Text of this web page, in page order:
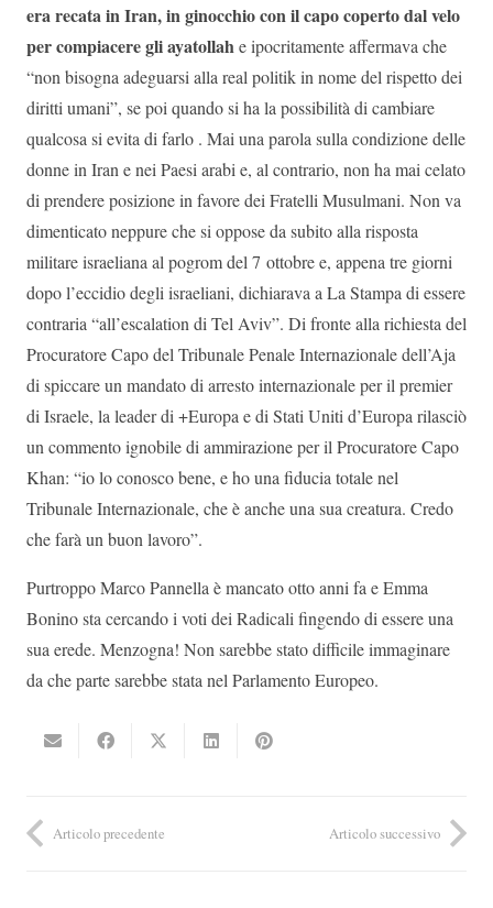
era recata in Iran, in ginocchio con il capo coperto dal velo
per compiacere gli ayatollahe ipocritamente affermava che
“non bisogna adeguarsi alla real politik in nome del rispetto dei
diritti umani”, se poi quando si ha la possibilità di cambiare
qualcosa si evita di farlo . Mai una parola sulla condizione delle
donne in Iran e nei Paesi arabi e, al contrario, non ha mai celato
di prendere posizione in favore dei Fratelli Musulmani. Non va
dimenticato neppure che si oppose da subito alla risposta
militare israeliana al pogrom del 7 ottobre e, appena tre giorni
dopo l’eccidio degli israeliani, dichiarava a La Stampa di essere
contraria “all’escalation di Tel Aviv”. Di fronte alla richiesta del
Procuratore Capo del Tribunale Penale Internazionale dell’Aja
di spiccare un mandato di arresto internazionale per il premier
di Israele, la leader di +Europa e di Stati Uniti d’Europa rilasciò
un commento ignobile di ammirazione per il Procuratore Capo
Khan: “io lo conosco bene, e ho una fiducia totale nel
Tribunale Internazionale, che è anche una sua creatura. Credo
che farà un buon lavoro”.
Purtroppo Marco Pannella è mancato otto anni fa e Emma
Bonino sta cercando i voti dei Radicali fingendo di essere una
sua erede. Menzogna! Non sarebbe stato difficile immaginare
da che parte sarebbe stata nel Parlamento Europeo.
Articolo precedente Articolo successivo